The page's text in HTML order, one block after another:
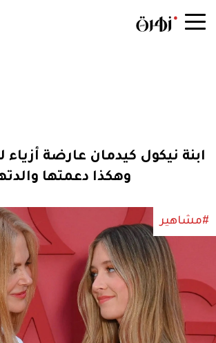
ابنة نيكول كيدمان عارضة أزياء
وهكذا دعمتها
#مشاهير